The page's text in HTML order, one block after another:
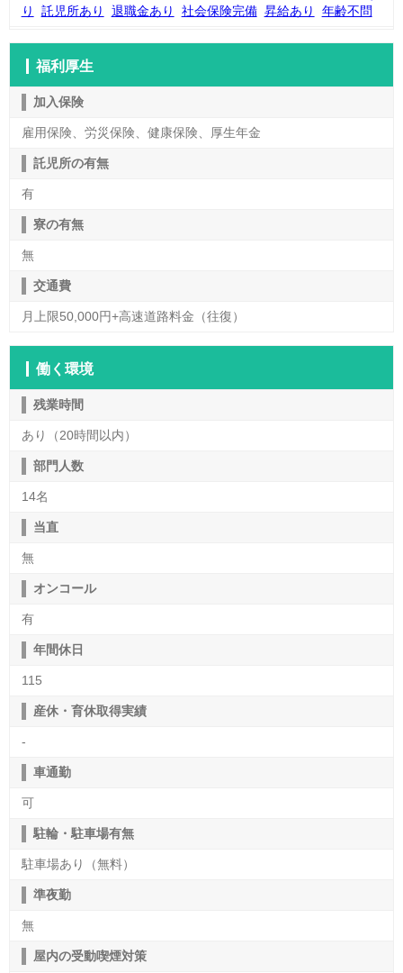
り
託児所あり 退職金あり 社会保険完備 昇給あり 年齢不問
福利厚生
加入保険
雇用保険、労災保険、健康保険、厚生年金
託児所の有無
有
寮の有無
無
交通費
月上限50,000円+高速道路料金（往復）
働く環境
残業時間
あり（20時間以内）
部門人数
14名
当直
無
オンコール
有
年間休日
115
産休・育休取得実績
-
車通勤
可
駐輪・駐車場有無
駐車場あり（無料）
準夜勤
無
屋内の受動喫煙対策